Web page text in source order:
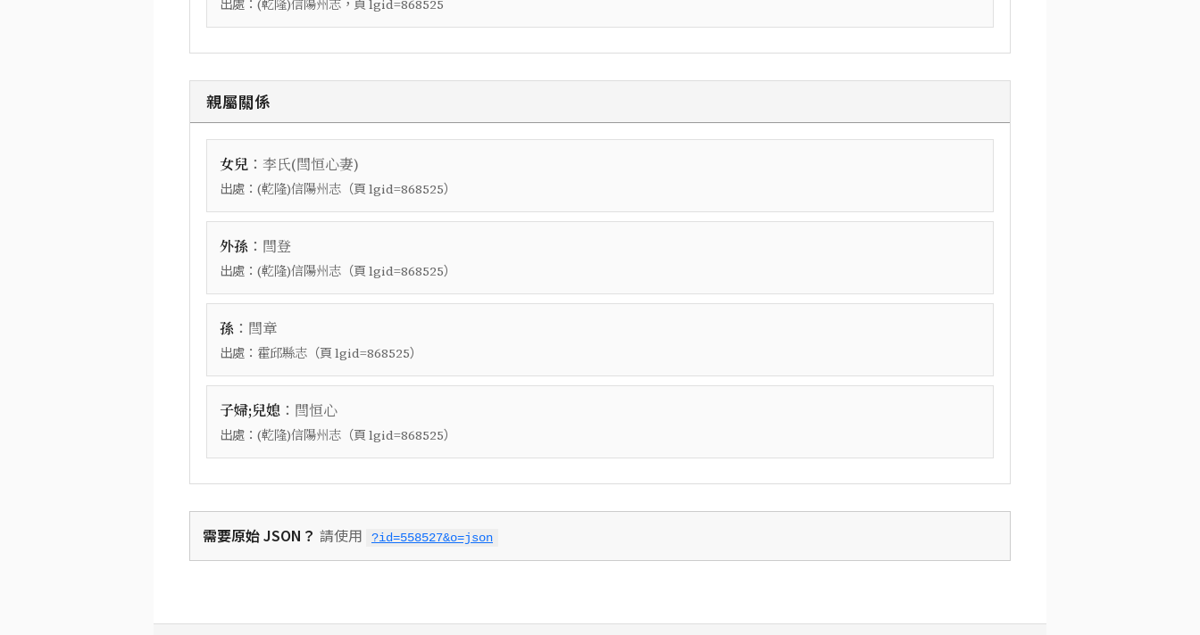
(乾隆)信陽州志 lgid=868525
親屬關係
女兒 ： 李氏(閆恒心妻)
出處： (乾隆)信陽州志 （頁 lgid=868525）
外孫 ： 閆登
出處： (乾隆)信陽州志 （頁 lgid=868525）
孫 ： 閆章
出處： 霍邱縣志 （頁 lgid=868525）
子婦;兒媳 ： 閆恒心
出處： (乾隆)信陽州志 （頁 lgid=868525）
需要原始 JSON？ 請使用 ?id=558527&o=json